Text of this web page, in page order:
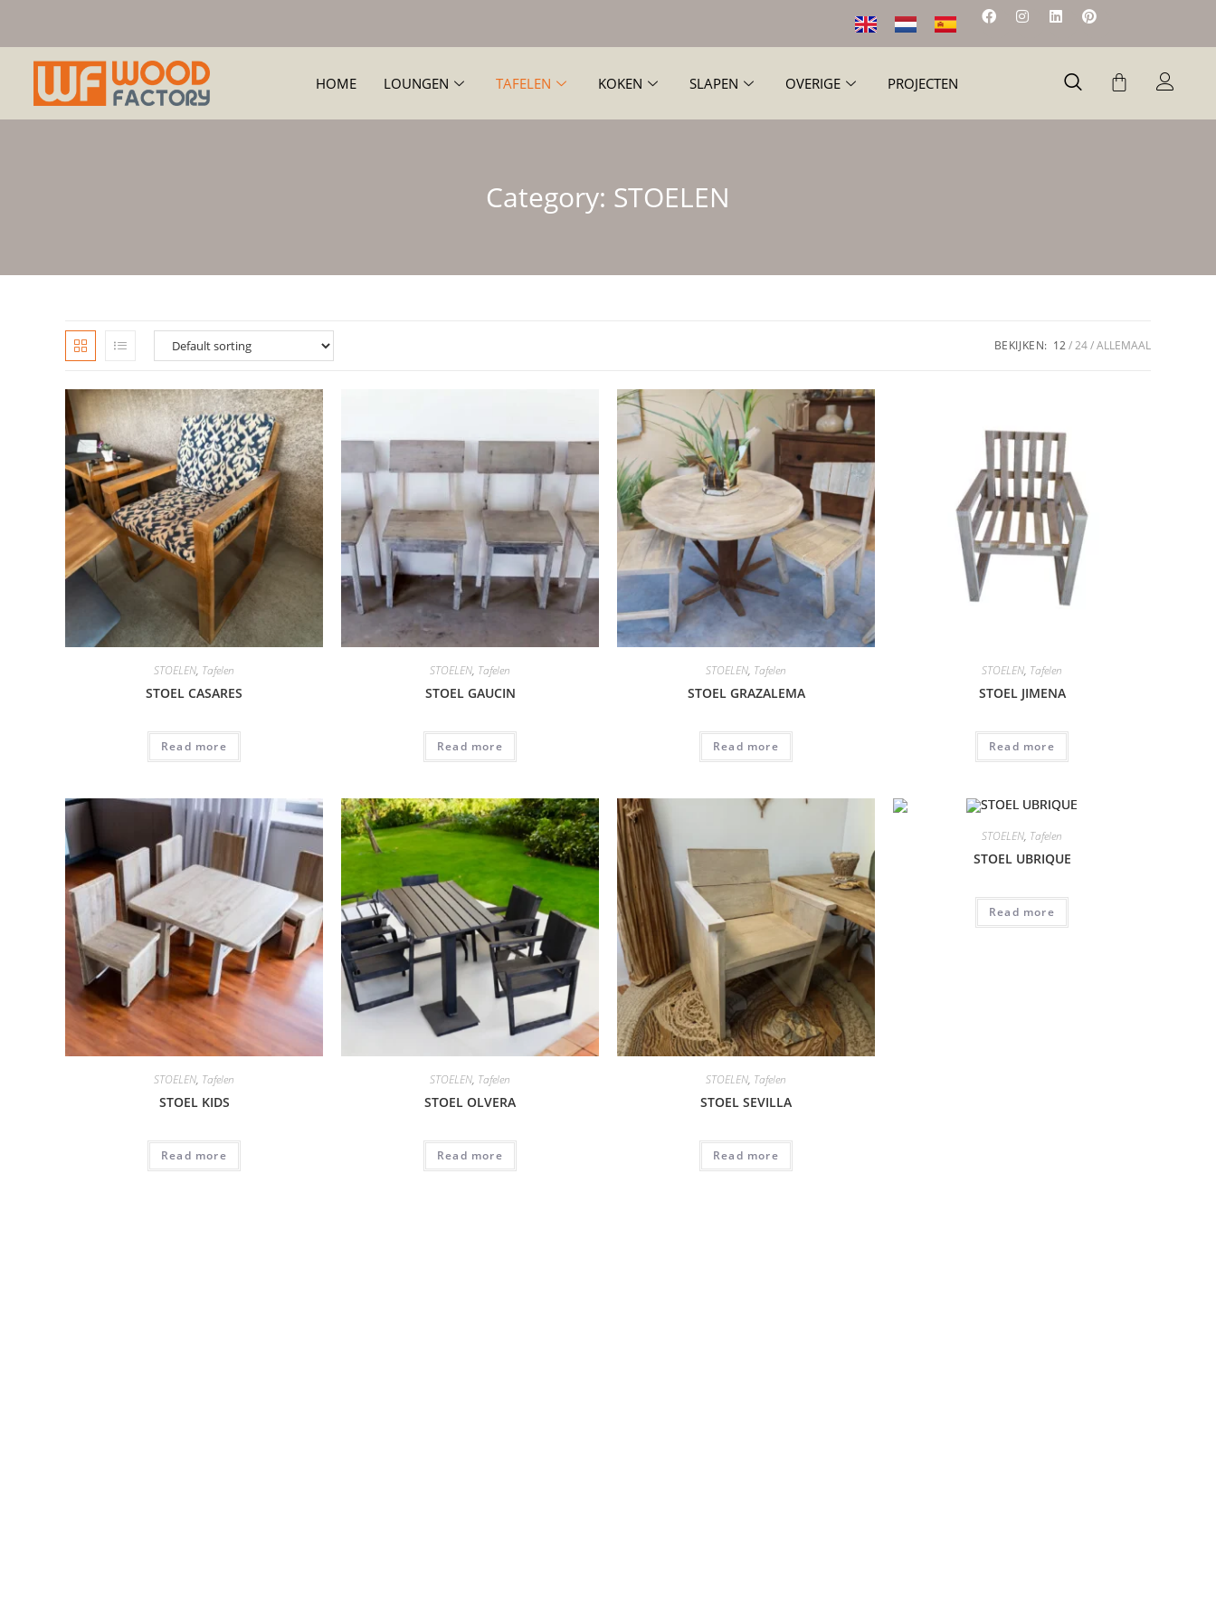
HOME LOUNGEN TAFELEN KOKEN SLAPEN OVERIGE PROJECTEN
Category: STOELEN
BEKIJKEN: 12 24 ALLEMAAL
STOELEN, Tafelen
STOEL CASARES
Read more
STOELEN, Tafelen
STOEL GAUCIN
Read more
STOELEN, Tafelen
STOEL GRAZALEMA
Read more
STOELEN, Tafelen
STOEL JIMENA
Read more
STOELEN, Tafelen
STOEL KIDS
Read more
STOELEN, Tafelen
STOEL OLVERA
Read more
STOELEN, Tafelen
STOEL SEVILLA
Read more
STOELEN, Tafelen
STOEL UBRIQUE
Read more